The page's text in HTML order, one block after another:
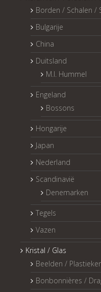
Borden / Schalen /
Bulgarije
China
Duitsland
M.I. Hummel
Engeland
Bossons
Hongarije
Japan
Nederland
Scandinavië
Denemarken
Tegels
Vazen
Kristal / Glas
Beelden /
Bonbonnières /